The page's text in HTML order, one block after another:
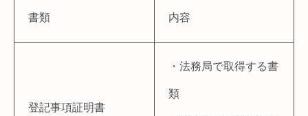
書類 内容
登記事項証明書
・法務局で取得する書
類